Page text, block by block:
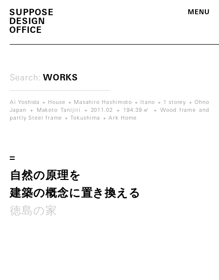
SU P POS E
D ES G N
O F F C E
M E N U
Search: WORKS
徳島の家
自然の原理を
建築の概念に置き換え る
Ai Yoshida House Masahiro Hashimoto Itano 1 storey
Ohno
Japan
Makoto Tanijiri 2011.02 194.39㎡
Wood frame and
partly Steel frame
Tokushima
Ark Home